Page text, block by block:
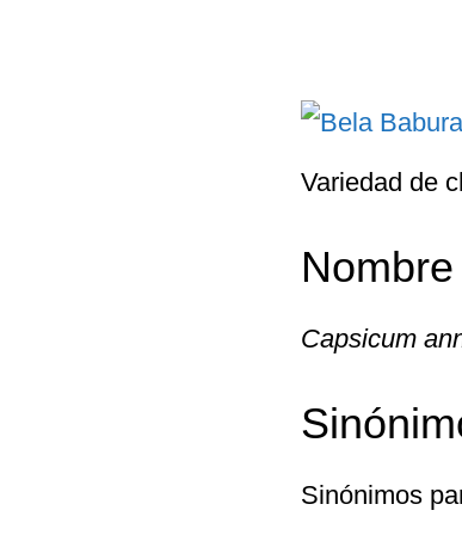
Variedad de
Capsicum
Sinónimos